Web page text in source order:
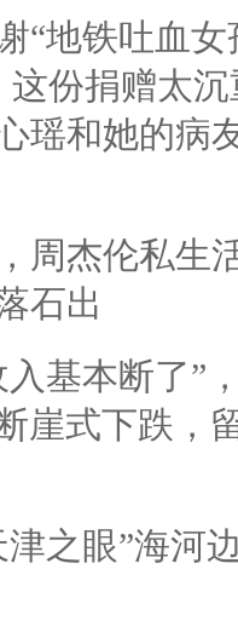
“地铁吐血
这份捐赠太
瑶和她的病
周杰伦私生
石出
基本断了”
崖式下跌，
之眼”海河